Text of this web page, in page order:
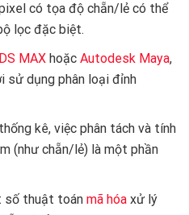
có tọa độ chẵn/lẻ có thể
lọc đặc biệt.
MAXhoặc Autodesk Maya,
sử dụng phân loại đỉnh
kê, việc phân tách và tính
(như chẵn/lẻ) là một phần
số thuật toán mã hóaxử lý